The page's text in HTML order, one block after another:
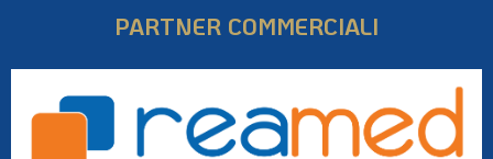
PARTNER COMMERCIALI